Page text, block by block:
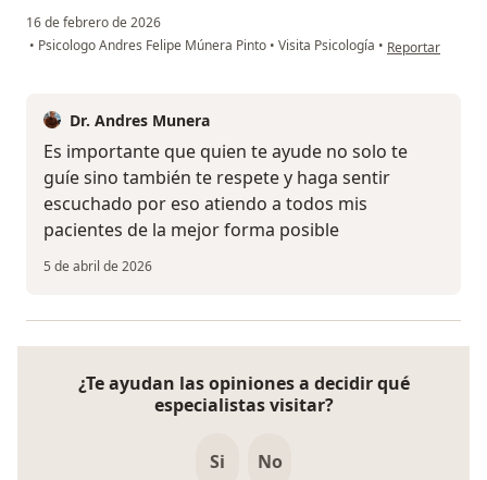
16 de febrero de 2026
• Psicologo Andres Felipe Múnera Pinto • Visita Psicología • en opinión del
Reportar
Dr. Andres Munera
Es importante que quien te ayude no solo te
guíe sino también te respete y haga sentir
escuchado por eso atiendo a todos mis
pacientes de la mejor forma posible
5 de abril de 2026
¿Te ayudan las opiniones a decidir qué
especialistas visitar?
Si No